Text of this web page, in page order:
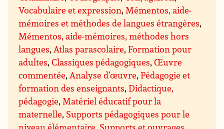
Vocabulaire et expression, Mémentos, aide-
mémoires et méthodes de langues étrangères,
Mémentos, aide-mémoires, méthodes hors
langues, Atlas parascolaire,Formation pour
adultes,Classiques pédagogiques,Œuvre
commentée, Analyse d’œuvre,Pédagogie et
formation des enseignants,Didactique,
pédagogie, Matériel éducatif pour la
maternelle, Supports pédagogiques pour le